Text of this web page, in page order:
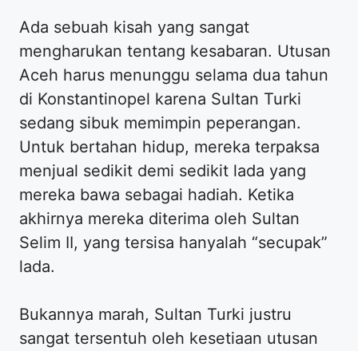
Ada sebuah kisah yang sangat
mengharukan tentang kesabaran. Utusan
Aceh harus menunggu selama dua tahun
di Konstantinopel karena Sultan Turki
sedang sibuk memimpin peperangan.
Untuk bertahan hidup, mereka terpaksa
menjual sedikit demi sedikit lada yang
mereka bawa sebagai hadiah. Ketika
akhirnya mereka diterima oleh Sultan
Selim II, yang tersisa hanyalah “secupak”
lada.
Bukannya marah, Sultan Turki justru
sangat tersentuh oleh kesetiaan utusan